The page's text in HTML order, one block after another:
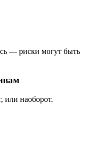
— риски могут быть
или наоборот.